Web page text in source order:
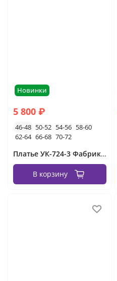
Новинки
5 800 ₽
46-48 50-52 54-56 58-60
62-64 66-68 70-72
Платье УК-724-3 Фабрика Моды
В корзину